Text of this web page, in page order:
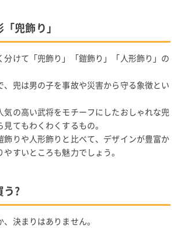
兜飾り」
分けて「兜飾り」「鎧飾り」「人形飾り」の
、兜は男の子を事故や災害から守る象徴とい
気の高い武将をモチーフにしたおしゃれな兜
てもわくわくするもの。
飾りや人形飾りと比べて、デザインが豊富か
すいところも魅力でしょう。
う?
決まりはありません。